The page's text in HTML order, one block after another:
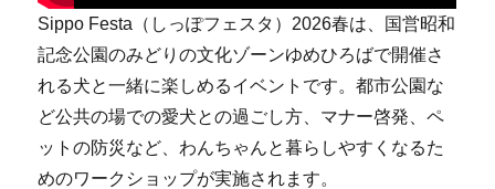
Sippo Festa（しっぽフェスタ）2026春は、国営昭和
記念公園のみどりの文化ゾーンゆめひろばで開催さ
れる犬と一緒に楽しめるイベントです。都市公園な
ど公共の場での愛犬との過ごし方、マナー啓発、ペ
ットの防災など、わんちゃんと暮らしやすくなるた
めのワークショップが実施されます。